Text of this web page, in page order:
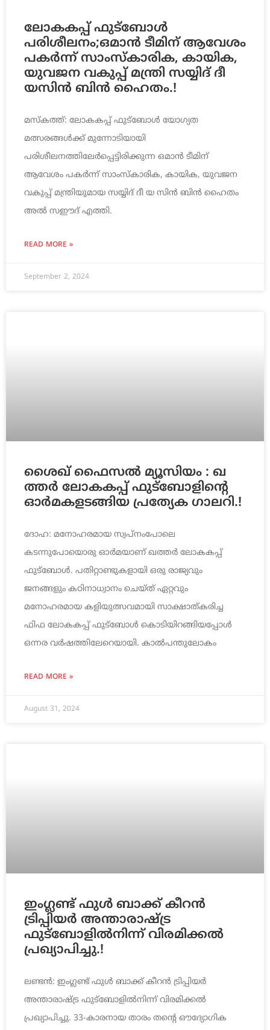
ലോകകപ്പ് ഫുട്ബോൾ
പരിശീലനം;ഒമാൻ ടീമിന് ആവേശം
പകർന്ന് സാംസ്കാരിക, കായിക,
യുവജന വകുപ്പ് മന്ത്രി സയ്യിദ് ദീ
യസിൻ ബിൻ ഹൈതം.!
മസ്കത്ത്: ലോകകപ്പ് ഫുട്ബോൾ യോഗ്യത
മത്സരങ്ങൾക്ക് മുന്നോടിയായി
പരിശീലനത്തിലേർപ്പെട്ടിരിക്കുന്ന ഒമാൻ ടീമിന്
ആവേശം പകർന്ന് സാംസ്കാരിക, കായിക, യുവജന
വകുപ്പ് മന്ത്രിയുമായ സയ്യിദ് ദീ യ സിൻ ബിൻ ഹൈതം
അൽ സഈദ് എത്തി.
READ MORE »
September 2, 2024
ശൈ​ഖ് ഫൈ​സ​ൽ മ്യൂ​സി​യം : ഖ​
ത്ത​ർ ലോ​ക​ക​പ്പ് ഫുട്ബോളിന്റെ
ഓ​ർ​മ​ക​ള​ട​ങ്ങി​യ പ്ര​ത്യേ​ക ഗാ​ല​റി.!
ദോഹ: മനോഹരമായ സ്വപ്നംപോലെ
കടന്നുപോയൊരു ഓർമയാണ് ഖത്തർ ലോകകപ്പ്
ഫുട്ബോൾ. പതിറ്റാണ്ടുകളായി ഒരു രാജ്യവും
ജനങ്ങളും കഠിനാധ്വാനം ചെയ്ത് ഏറ്റവും
മനോഹരമായ കളിയുത്സവമായി സാക്ഷാത്കരിച്ച
ഫിഫ ലോകകപ്പ് ഫുട്ബോൾ കൊടിയിറങ്ങിയപ്പോൾ
ഒന്നര വർഷത്തിലേറെയായി. കാൽപന്തുലോകം
READ MORE »
August 31, 2024
ഇംഗ്ലണ്ട് ഫുള്‍ ബാക്ക് കീറന്‍
ട്രിപ്പിയര്‍ അന്താരാഷ്ട്ര
ഫുട്ബോളില്‍നിന്ന് വിരമിക്കല്‍
പ്രഖ്യാപിച്ചു.!
ലണ്ടന്‍: ഇംഗ്ലണ്ട് ഫുള്‍ ബാക്ക് കീറന്‍ ട്രിപ്പിയര്‍
അന്താരാഷ്ട്ര ഫുട്ബോളില്‍നിന്ന് വിരമിക്കല്‍
പ്രഖ്യാപിച്ചു. 33-കാരനായ താരം തന്റെ ഔദ്യോഗിക